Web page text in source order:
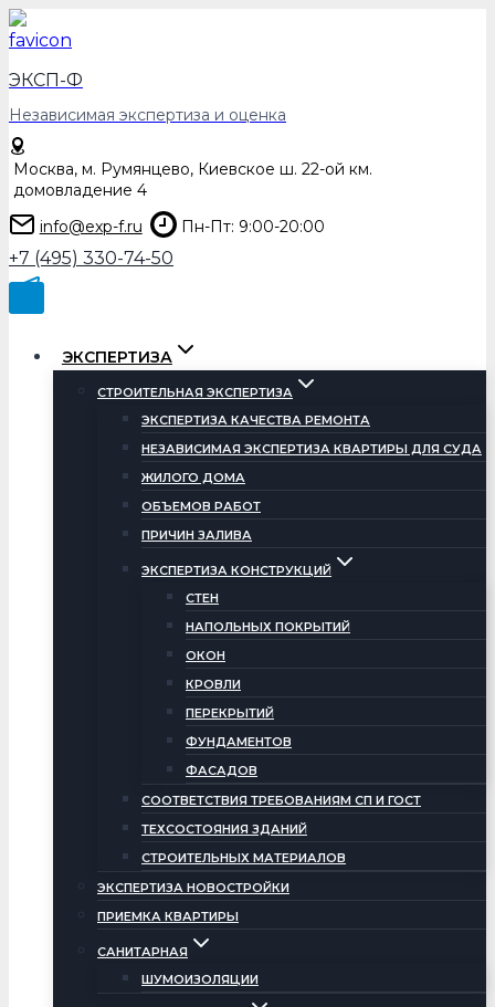
Перейти
к
содержимому
ЭКСП-Ф
Независимая экспертиза и оценка
Москва, м. Румянцево, Киевское ш. 22-ой км.
домовладение 4
info@exp-f.ru
Пн-Пт: 9:00-20:00
+7 (495) 330-74-50
ЭКСПЕРТИЗА
СТРОИТЕЛЬНАЯ ЭКСПЕРТИЗА
ЭКСПЕРТИЗА КАЧЕСТВА РЕМОНТА
НЕЗАВИСИМАЯ ЭКСПЕРТИЗА КВАРТИРЫ ДЛЯ СУДА
ЖИЛОГО ДОМА
ОБЪЕМОВ РАБОТ
ПРИЧИН ЗАЛИВА
ЭКСПЕРТИЗА КОНСТРУКЦИЙ
СТЕН
НАПОЛЬНЫХ ПОКРЫТИЙ
ОКОН
КРОВЛИ
ПЕРЕКРЫТИЙ
ФУНДАМЕНТОВ
ФАСАДОВ
СООТВЕТСТВИЯ ТРЕБОВАНИЯМ СП И ГОСТ
ТЕХСОСТОЯНИЯ ЗДАНИЙ
СТРОИТЕЛЬНЫХ МАТЕРИАЛОВ
ЭКСПЕРТИЗА НОВОСТРОЙКИ
ПРИЕМКА КВАРТИРЫ
САНИТАРНАЯ
ШУМОИЗОЛЯЦИИ